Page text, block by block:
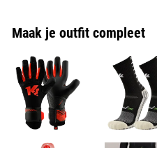
Maak je outfit compleet